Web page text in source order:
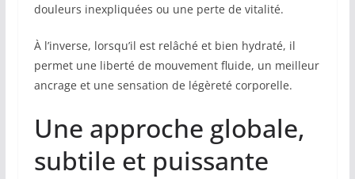
douleurs inexpliquées ou une perte de vitalité.
À l’inverse, lorsqu’il est relâché et bien hydraté, il
permet une liberté de mouvement fluide, un meilleur
ancrage et une sensation de légèreté corporelle.
Une approche globale,
subtile et puissante